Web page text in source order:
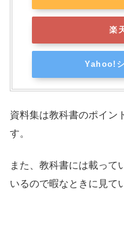
楽
Yahoo!
資料集は教科書のポイン
す。
また、教科書には載って
いるので暇なときに見て